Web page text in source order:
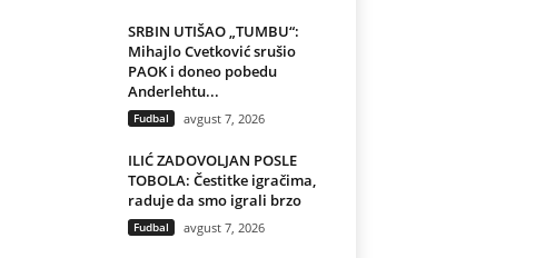
SRBIN UTIŠAO „TUMBU“:
Mihajlo Cvetković srušio
PAOK i doneo pobedu
Anderlehtu...
Fudbal avgust 7, 2026
ILIĆ ZADOVOLJAN POSLE
TOBOLA: Čestitke igračima,
raduje da smo igrali brzo
Fudbal avgust 7, 2026